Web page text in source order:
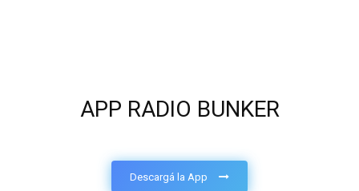
APP RADIO BUNKER
Descargá la App